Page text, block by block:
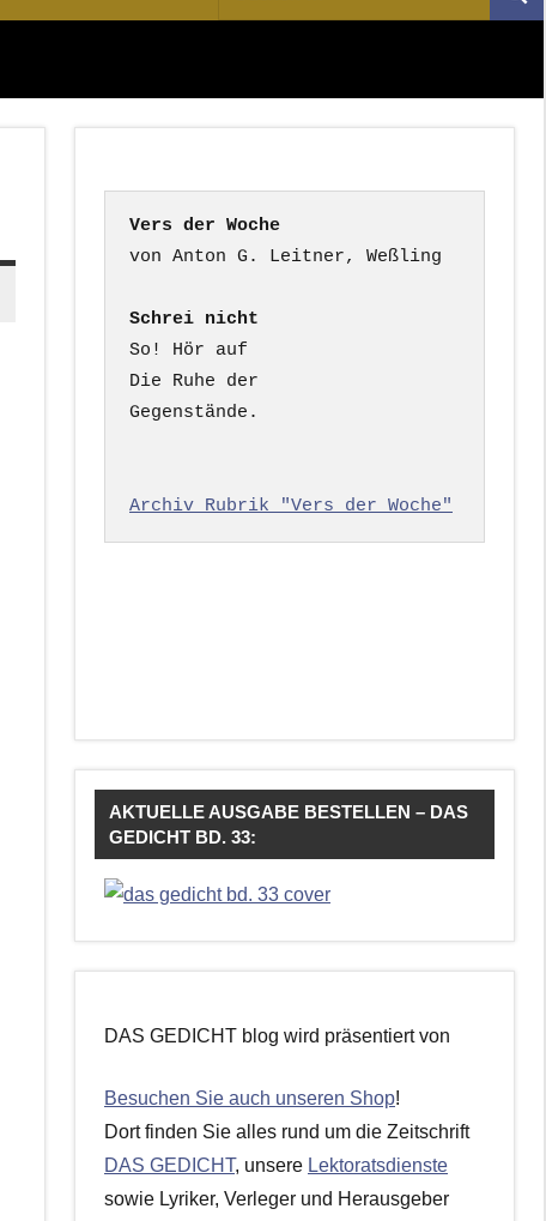
nach:
Vers der Woche
Schrei nicht
So! Hör auf
Die Ruhe der
Gegenstände.
Archiv Rubrik "Vers der Woche"
AKTUELLE AUSGABE BESTELLEN – DAS
GEDICHT BD. 33:
DAS GEDICHT blog wird präsentiert von
Besuchen Sie auch unseren Shop!
Dort finden Sie alles rund um die Zeitschrift
DAS GEDICHT, unsere Lektoratsdienste
sowie Lyriker, Verleger und Herausgeber